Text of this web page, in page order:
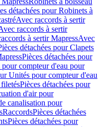
détachées pour Robinets à
Avec raccords à sertir
raccords à sertir
à sertir MapressAvec
détachées pour Clapets
Pièces détachées pour
compteur d'eau pour
Unités pour compteur d'eau
Pièces détachées pour
d'air pour
canalisation pour
RaccordsPièces détachées
Pièces détachées pour